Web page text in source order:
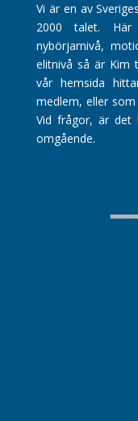
Vi är en av
2000 talet.
nybörjarnivå,
elitnivå så är Kim
vår hemsida
medlem, eller
Vid frågor, är det
omgående.